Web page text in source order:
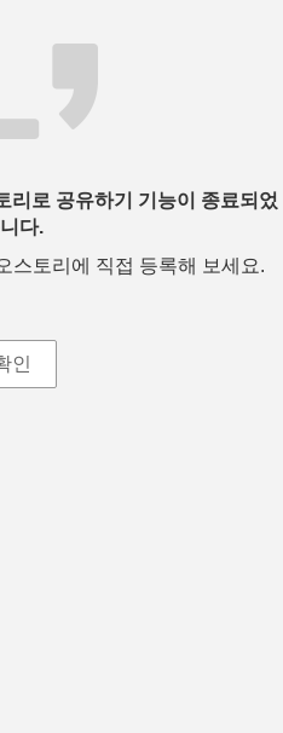
로 공유하기 기능이 종료되었
다.
스토리에 직접 등록해 보세요.
인